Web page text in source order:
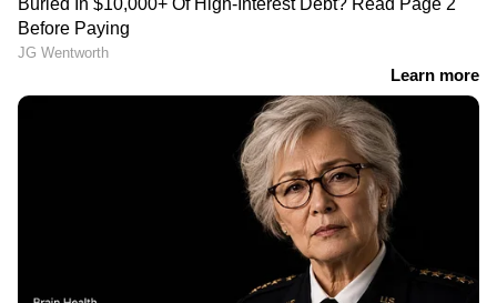
വർഷത്തിന് ശേഷം
ബിനീഷ് കോടിയേരിക്ക്
വീണ്ടും സിപിഎം അംഗത്വം
വിമാനത്തിനുള്ളിൽ
കോടതി പരിഗണിക്കും,
പ്രതികൾക്കെതിരെ
വ്യോമയന വകുപ്പ്
നിലനിൽക്കില്ല